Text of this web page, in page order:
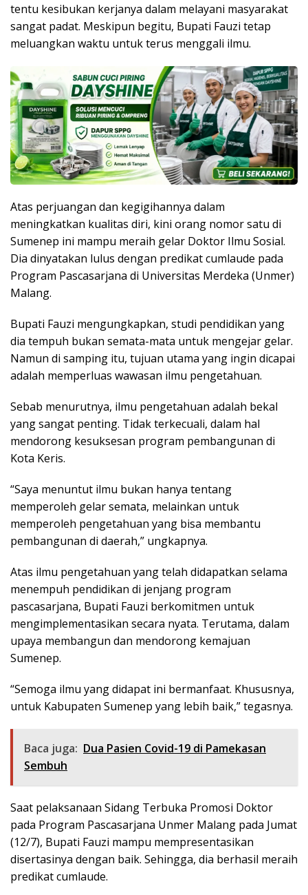
tentu kesibukan kerjanya dalam melayani masyarakat
sangat padat. Meskipun begitu, Bupati Fauzi tetap
meluangkan waktu untuk terus menggali ilmu.
Atas perjuangan dan kegigihannya dalam
meningkatkan kualitas diri, kini orang nomor satu di
Sumenep ini mampu meraih gelar Doktor Ilmu Sosial.
Dia dinyatakan lulus dengan predikat cumlaude pada
Program Pascasarjana di Universitas Merdeka (Unmer)
Malang.
Bupati Fauzi mengungkapkan, studi pendidikan yang
dia tempuh bukan semata-mata untuk mengejar gelar.
Namun di samping itu, tujuan utama yang ingin dicapai
adalah memperluas wawasan ilmu pengetahuan.
Sebab menurutnya, ilmu pengetahuan adalah bekal
yang sangat penting. Tidak terkecuali, dalam hal
mendorong kesuksesan program pembangunan di
Kota Keris.
“Saya menuntut ilmu bukan hanya tentang
memperoleh gelar semata, melainkan untuk
memperoleh pengetahuan yang bisa membantu
pembangunan di daerah,” ungkapnya.
Atas ilmu pengetahuan yang telah didapatkan selama
menempuh pendidikan di jenjang program
pascasarjana, Bupati Fauzi berkomitmen untuk
mengimplementasikan secara nyata. Terutama, dalam
upaya membangun dan mendorong kemajuan
Sumenep.
“Semoga ilmu yang didapat ini bermanfaat. Khususnya,
untuk Kabupaten Sumenep yang lebih baik,” tegasnya.
Baca juga: Dua Pasien Covid-19 di Pamekasan
Sembuh
Saat pelaksanaan Sidang Terbuka Promosi Doktor
pada Program Pascasarjana Unmer Malang pada Jumat
(12/7), Bupati Fauzi mampu mempresentasikan
disertasinya dengan baik. Sehingga, dia berhasil meraih
predikat cumlaude.